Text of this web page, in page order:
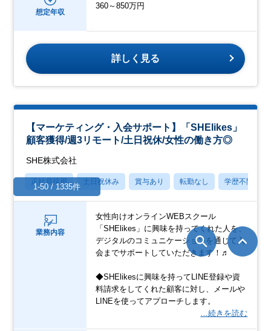
想定年収
360～850万円
詳しく見る
【マーケティング・入会サポート】「SHElikes」
顧客獲得/週3リモート/土日祝休/女性の働き方◎
SHE株式会社
正社員採用 土日祝休み 賞与あり 転勤なし 学歴不問
業務内容
女性向けオンラインWEBスクール
「SHElikes」に興味を持ってくれた人を、
デジタルのコミュニケーションを通じて入
会までサポートしていただきます！♬
◆SHElikesに興味を持ってLINE登録や資
料請求をしてくれた顧客に対し、メールや
LINEを使ってアプローチします。
…続きを読む
1-50 / 1335件